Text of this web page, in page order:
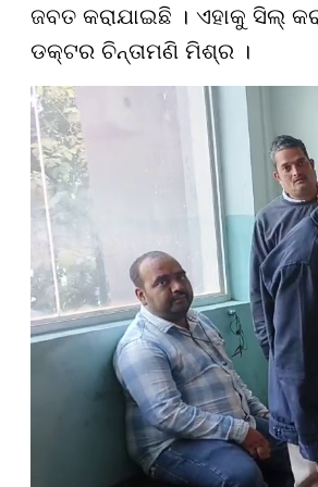
ଜବତ କରାଯାଇଛି । ଏହାକୁ ସିଲ୍
ଡକ୍ଟର ଚିନ୍ତାମଣି ମିଶ୍ର ।